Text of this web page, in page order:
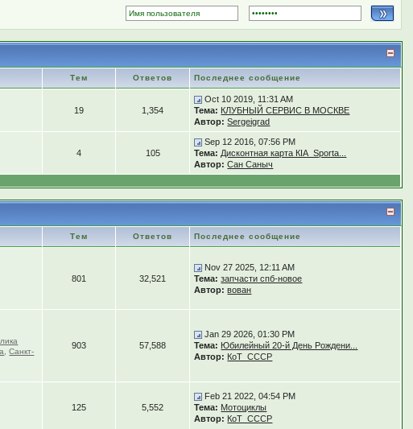
Тем Ответов Последнее сообщение
19 1,354
Oct 10 2019, 11:31 AM
Тема: КЛУБНЫЙ СЕРВИС В МОСКВЕ
Автор: Sergeigrad
4 105
Sep 12 2016, 07:56 PM
Тема: Дисконтная карта КIA_Sporta...
Автор: Сан Саныч
Тем Ответов Последнее сообщение
801 32,521
Nov 27 2025, 12:11 AM
Тема: запчасти спб-новое
Автор: вован
,Санкт-
903 57,588
Jan 29 2026, 01:30 PM
Тема: Юбилейный 20-й День Рождени...
Автор: КоТ_СССР
125 5,552
Feb 21 2022, 04:54 PM
Тема: Мотоциклы
Автор: КоТ_СССР